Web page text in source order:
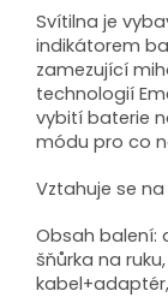
Svítilna je
indikátorem
zamezující
technologií
vybití baterie
módu pro co
Vztahuje se
Obsah balení:
šňůrka na